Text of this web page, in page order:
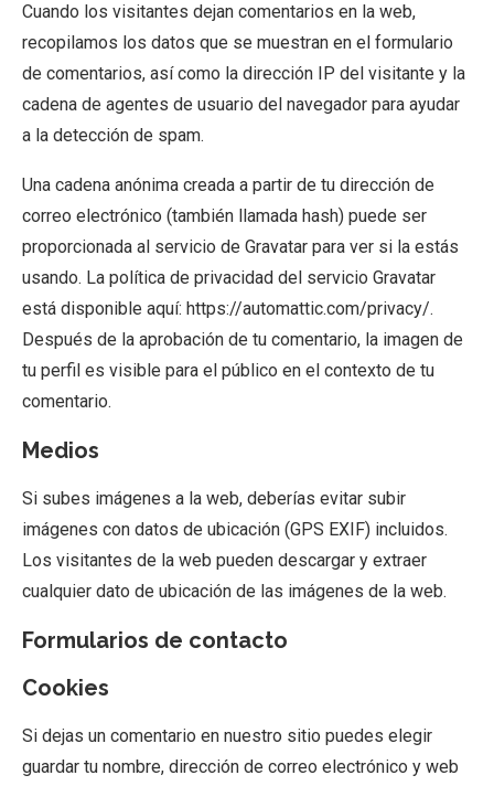
Cuando los visitantes dejan comentarios en la web,
recopilamos los datos que se muestran en el formulario
de comentarios, así como la dirección IP del visitante y la
cadena de agentes de usuario del navegador para ayudar
a la detección de spam.
Una cadena anónima creada a partir de tu dirección de
correo electrónico (también llamada hash) puede ser
proporcionada al servicio de Gravatar para ver si la estás
usando. La política de privacidad del servicio Gravatar
está disponible aquí: https://automattic.com/privacy/.
Después de la aprobación de tu comentario, la imagen de
tu perfil es visible para el público en el contexto de tu
comentario.
Medios
Si subes imágenes a la web, deberías evitar subir
imágenes con datos de ubicación (GPS EXIF) incluidos.
Los visitantes de la web pueden descargar y extraer
cualquier dato de ubicación de las imágenes de la web.
Formularios de contacto
Cookies
Si dejas un comentario en nuestro sitio puedes elegir
guardar tu nombre, dirección de correo electrónico y web